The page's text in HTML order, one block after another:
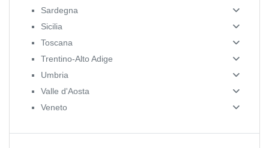
Sardegna
Sicilia
Toscana
Trentino-Alto Adige
Umbria
Valle d'Aosta
Veneto